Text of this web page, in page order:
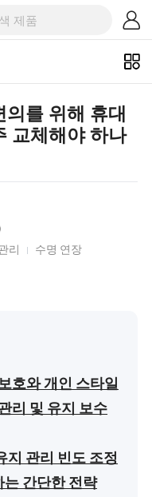
를 위해 휴대
교체해야 하나
리 수명 연장
호와 개인 스타일
리 및 유지 보수
지 관리 빈도 조정
간단한 전략